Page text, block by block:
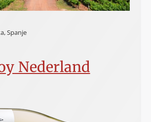
Spanje
Nederland